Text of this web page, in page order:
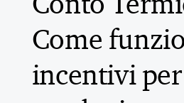
Come
incentivi